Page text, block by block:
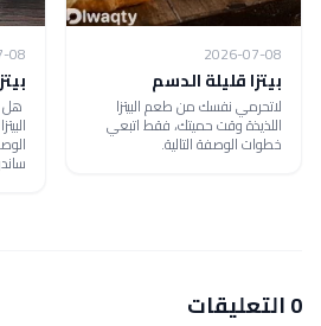
2026-07-08
بيتزا قليلة الدسم
لاتحرمي نفسك من طعم البيتزا
اللذيذة وقت حميتك، فقط اتبعي
خطوات الوصفة التالية.
08
هل
0 التعليقات